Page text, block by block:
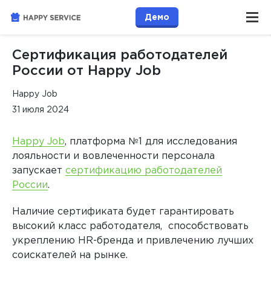
Демо
Сертификация работодателей
России от Happy Job
Happy Job
31 июля 2024
Happy Job, платформа №1 для исследования
лояльности и вовлеченности персонала
запускает сертификацию работодателей
России.
Наличие сертификата будет гарантировать
высокий класс работодателя, способствовать
укреплению HR-бренда и привлечению лучших
соискателей на рынке.